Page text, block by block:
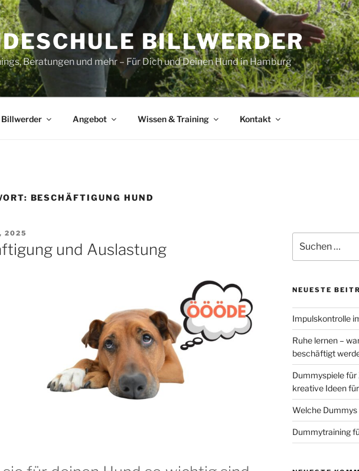
BILLWERDER
Beratungen und mehr – Für Dich und Deinen Hund in Hamburg
Billwerder Angebot Wissen & Training Kontakt
BESCHÄFTIGUNG HUND
2025
und Auslastung
nach:
NEUESTE
Impulskontrolle
Ruhe lernen –
beschäftigt
Dummyspiele für
kreative Ideen
Welche
Dummytraining